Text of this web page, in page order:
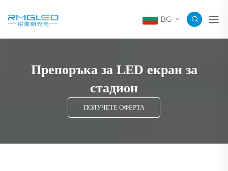
BG
Препоръка за LED екран за
стадион
ПОЛУЧЕТЕ ОФЕРТА